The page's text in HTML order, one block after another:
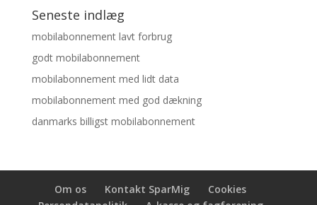
Seneste indlæg
mobilabonnement lavt forbrug
godt mobilabonnement
mobilabonnement med lidt data
mobilabonnement med god dækning
danmarks billigst mobilabonnement
Om os Kontakt SparMig
Cookies